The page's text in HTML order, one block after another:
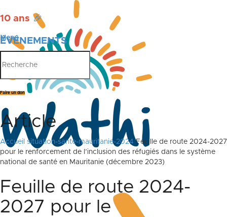
10 ans 🎉
ÉVÉNEMENTS
PUBLICATIONS
Menu
Faire un don
Article
Accueil situation-sante-mauritanie-2024 Feuille de route 2024-2027
pour le renforcement de l’inclusion des réfugiés dans le système
national de santé en Mauritanie (décembre 2023)
Feuille de route 2024-
2027 pour le